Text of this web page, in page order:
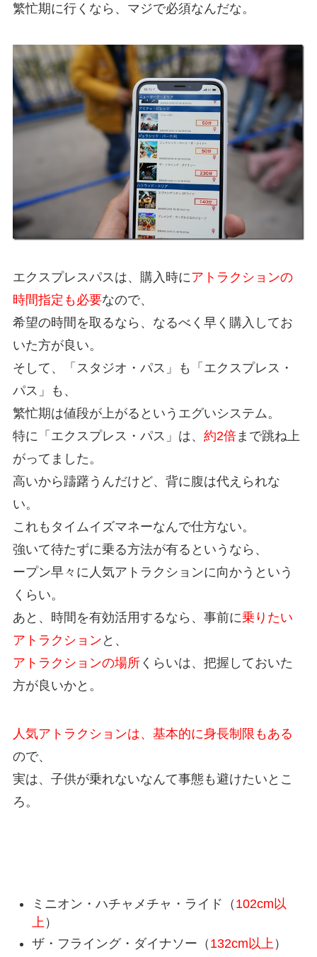
繁忙期に行くなら、マジで必須なんだな。
エクスプレスパスは、購入時にアトラクションの
時間指定も必要なので、
希望の時間を取るなら、なるべく早く購入してお
いた方が良い。
そして、「スタジオ・パス」も「エクスプレス・
パス」も、
繁忙期は値段が上がるというエグいシステム。
特に「エクスプレス・パス」は、 約2倍まで跳ね上
がってました。
高いから躊躇うんだけど、背に腹は代えられな
い。
これもタイムイズマネーなんで仕方ない。
強いて待たずに乗る方法が有るというなら、
ープン早々に人気アトラクションに向かうという
くらい。
あと、時間を有効活用するなら、事前に乗りたい
アトラクション と、
アトラクションの場所くらいは、把握しておいた
方が良いかと。
人気アトラクションは、基本的に身長制限もある
ので、
実は、子供が乗れないなんて事態も避けたいとこ
ろ。
ミニオン・ハチャメチャ・ライド（ 102cm以
上 ）
ザ・フライング・ダイナソー（ 132cm以上 ）